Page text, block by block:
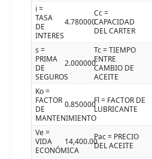
i =
TASA
DE
INTERES
4.780000
Cc =
CAPACIDAD
DEL CARTER
s =
PRIMA
DE
SEGUROS
2.000000
Tc = TIEMPO
ENTRE
CAMBIO DE
ACEITE
Ko =
FACTOR
DE
MANTENIMIENTO
0.850000Fl = FACTOR DE
LUBRICANTE
Ve =
VIDA
ECONÓMICA
14,400.00Pac = PRECIO
DEL ACEITE